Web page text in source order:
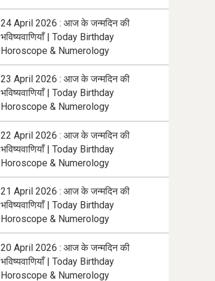
24 April 2026 : आज के जन्मदिन की
भविष्यवाणियाँ | Today Birthday
Horoscope & Numerology
23 April 2026 : आज के जन्मदिन की
भविष्यवाणियाँ | Today Birthday
Horoscope & Numerology
22 April 2026 : आज के जन्मदिन की
भविष्यवाणियाँ | Today Birthday
Horoscope & Numerology
21 April 2026 : आज के जन्मदिन की
भविष्यवाणियाँ | Today Birthday
Horoscope & Numerology
20 April 2026 : आज के जन्मदिन की
भविष्यवाणियाँ | Today Birthday
Horoscope & Numerology